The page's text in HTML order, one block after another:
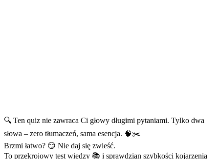
🔍 Ten quiz nie zawraca Ci głowy długimi pytaniami. Tylko dwa
słowa – zero tłumaczeń, sama esencja. 🧠✂️
Brzmi łatwo? 😏 Nie daj się zwieść.
To przekrojowy test wiedzy 📚 i sprawdzian szybkości kojarzenia